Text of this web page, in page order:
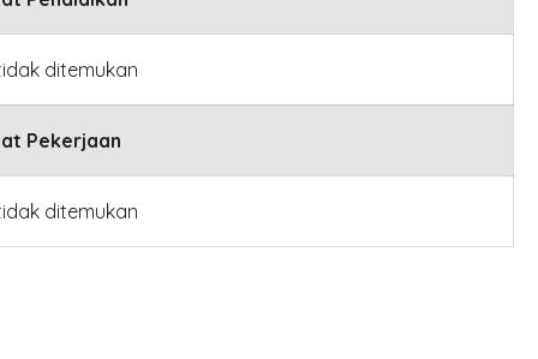
ditemukan
Pekerjaan
ditemukan